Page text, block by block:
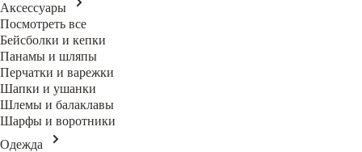
Аксессуары
Посмотреть все
Бейсболки и кепки
Панамы и шляпы
Перчатки и варежки
Шапки и ушанки
Шлемы и балаклавы
Шарфы и воротники
Одежда